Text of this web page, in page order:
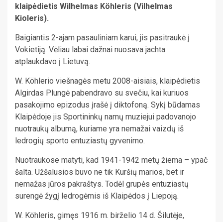
klaipėdietis Wilhelmas Köhleris (Vilhelmas
Kioleris).
Baigiantis 2-ajam pasauliniam karui, jis pasitraukė į
Vokietiją. Vėliau labai dažnai nuosava jachta
atplaukdavo į Lietuvą.
W. Köhlerio viešnagės metu 2008-aisiais, klaipėdietis
Algirdas Plungė pabendravo su svečiu, kai kuriuos
pasakojimo epizodus įrašė į diktofoną. Sykį būdamas
Klaipėdoje jis Sportininkų namų muziejui padovanojo
nuotraukų albumą, kuriame yra nemažai vaizdų iš
ledrogių sporto entuziastų gyvenimo.
Nuotraukose matyti, kad 1941-1942 metų žiema – ypač
šalta. Užšalusios buvo ne tik Kuršių marios, bet ir
nemažas jūros pakraštys. Todėl grupės entuziastų
surengė žygį ledrogėmis iš Klaipėdos į Liepoją.
W. Köhleris, gimęs 1916 m. birželio 14 d. Šilutėje,